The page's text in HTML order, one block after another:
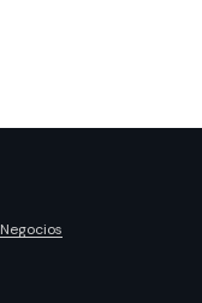
Negocios